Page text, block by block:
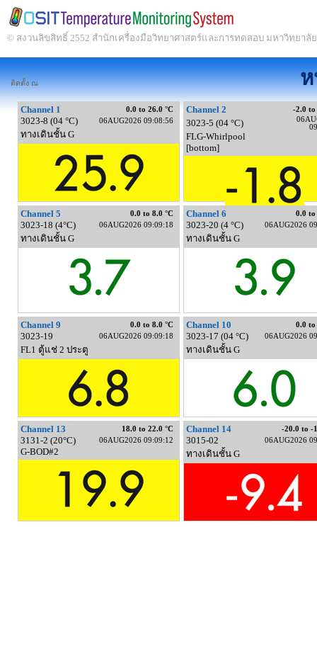
© สงวนลิขสิทธิ์ 2552 สำนักเครื่องมือวิทยาศาสตร์และการทดสอบ มหาวิทยาลั
ติดตั้ง ณ ห
Channel 1 0.0 to 26.0 °C
3023-8 (04 °C) 06AUG2026 09:08:56
ทางเดินชั้น G
Channel 2 -2.0 to
3023-5 (04 °C)
FLG-Whirlpool
[bottom]
Channel 5 0.0 to 8.0 °C
3023-18 (4°C) 06AUG2026 09:09:18
ทางเดินชั้น G
Channel 6 0.0 to
3023-20 (4 °C) 06AUG2026
ทางเดินชั้น G
Channel 9 0.0 to 8.0 °C
3023-19 06AUG2026 09:09:18
FL1 ตู้แช่ 2 ประตู
Channel 10 0.0 to
3023-17 (04 °C) 06AUG2026
ทางเดินชั้น G
Channel 13 18.0 to 22.0 °C
3131-2 (20°C) 06AUG2026 09:09:12
G-BOD#2
Channel 14 -20.0 to -
3015-02 06AUG2026
ทางเดินชั้น G